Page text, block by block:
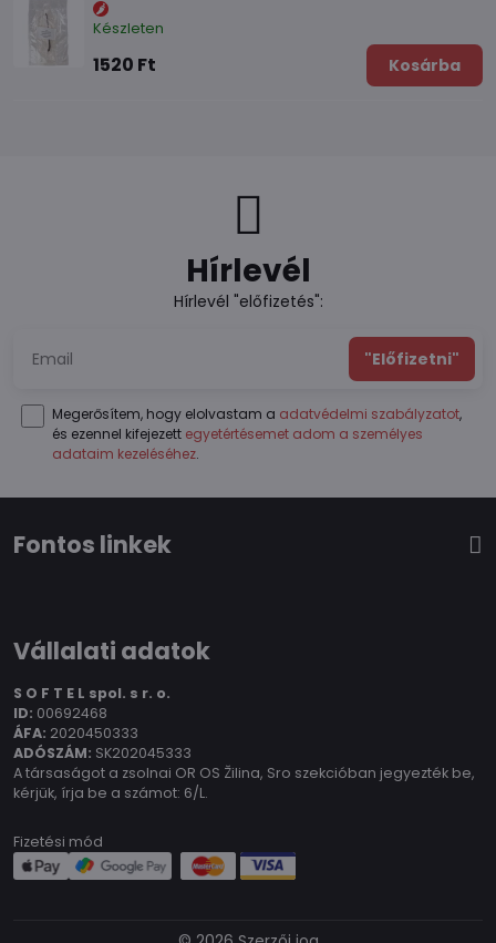
Készleten
1520 Ft Kosárba
Hírlevél
Hírlevél "előfizetés":
"Előfizetni"
Megerősítem, hogy elolvastam a adatvédelmi szabályzatot,
és ezennel kifejezett egyetértésemet adom a személyes
adataim kezeléséhez.
Fontos linkek
Vállalati adatok
S O F T E L spol. s r. o.
ID: 00692468
ÁFA: 2020450333
ADÓSZÁM: SK202045333
A társaságot a zsolnai OR OS Žilina, Sro szekcióban jegyezték be,
kérjük, írja be a számot: 6/L.
Fizetési mód